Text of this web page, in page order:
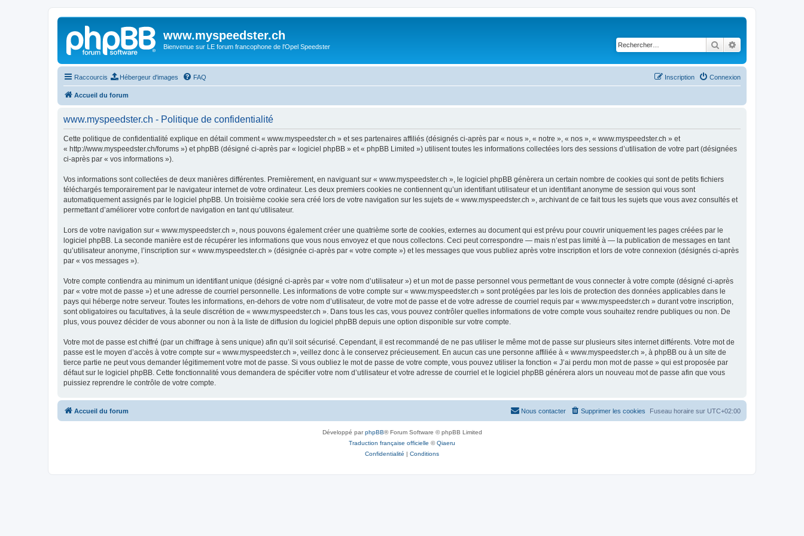
www.myspeedster.ch
Bienvenue sur LE forum francophone de l'Opel Speedster Rechercher
Raccourcis Hébergeur d'images FAQ Connexion
Inscription
Accueil du forum
www.myspeedster.ch - Politique de confidentialité
Cette politique de confidentialité explique en détail comment « www.myspeedster.ch » et ses partenaires affiliés (désignés ci-après par « nous », « notre », « nos », « www.myspeedster.ch » et
« http://www.myspeedster.ch/forums ») et phpBB (désigné ci-après par « logiciel phpBB » et « phpBB Limited ») utilisent toutes les informations collectées lors des sessions d’utilisation de votre part (désignées
ci-après par « vos informations »).
Vos informations sont collectées de deux manières différentes. Premièrement, en naviguant sur « www.myspeedster.ch », le logiciel phpBB génèrera un certain nombre de cookies qui sont de petits fichiers
téléchargés temporairement par le navigateur internet de votre ordinateur. Les deux premiers cookies ne contiennent qu’un identifiant utilisateur et un identifiant anonyme de session qui vous sont
automatiquement assignés par le logiciel phpBB. Un troisième cookie sera créé lors de votre navigation sur les sujets de « www.myspeedster.ch », archivant de ce fait tous les sujets que vous avez consultés et
permettant d’améliorer votre confort de navigation en tant qu’utilisateur.
Lors de votre navigation sur « www.myspeedster.ch », nous pouvons également créer une quatrième sorte de cookies, externes au document qui est prévu pour couvrir uniquement les pages créées par le
logiciel phpBB. La seconde manière est de récupérer les informations que vous nous envoyez et que nous collectons. Ceci peut correspondre — mais n’est pas limité à — la publication de messages en tant
qu’utilisateur anonyme, l’inscription sur « www.myspeedster.ch » (désignée ci-après par « votre compte ») et les messages que vous publiez après votre inscription et lors de votre connexion (désignés ci-après
par « vos messages »).
Votre compte contiendra au minimum un identifiant unique (désigné ci-après par « votre nom d’utilisateur ») et un mot de passe personnel vous permettant de vous connecter à votre compte (désigné ci-après
par « votre mot de passe ») et une adresse de courriel personnelle. Les informations de votre compte sur « www.myspeedster.ch » sont protégées par les lois de protection des données applicables dans le
pays qui héberge notre serveur. Toutes les informations, en-dehors de votre nom d’utilisateur, de votre mot de passe et de votre adresse de courriel requis par « www.myspeedster.ch » durant votre inscription,
sont obligatoires ou facultatives, à la seule discrétion de « www.myspeedster.ch ». Dans tous les cas, vous pouvez contrôler quelles informations de votre compte vous souhaitez rendre publiques ou non. De
plus, vous pouvez décider de vous abonner ou non à la liste de diffusion du logiciel phpBB depuis une option disponible sur votre compte.
Votre mot de passe est chiffré (par un chiffrage à sens unique) afin qu’il soit sécurisé. Cependant, il est recommandé de ne pas utiliser le même mot de passe sur plusieurs sites internet différents. Votre mot de
passe est le moyen d’accès à votre compte sur « www.myspeedster.ch », veillez donc à le conservez précieusement. En aucun cas une personne affiliée à « www.myspeedster.ch », à phpBB ou à un site de
tierce partie ne peut vous demander légitimement votre mot de passe. Si vous oubliez le mot de passe de votre compte, vous pouvez utiliser la fonction « J’ai perdu mon mot de passe » qui est proposée par
défaut sur le logiciel phpBB. Cette fonctionnalité vous demandera de spécifier votre nom d’utilisateur et votre adresse de courriel et le logiciel phpBB générera alors un nouveau mot de passe afin que vous
puissiez reprendre le contrôle de votre compte.
Accueil du forum Fuseau horaire sur UTC+02:00
Supprimer les cookies
Nous contacter
Développé parphpBB® Forum Software © phpBB Limited
Traduction française officielle ©Qiaeru
Confidentialité | Conditions